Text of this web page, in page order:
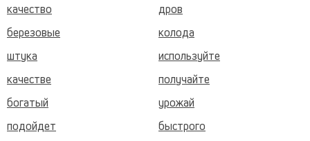
качество
дров
березовые
колода
штука
используйте
качестве
получайте
богатый
урожай
подойдет
быстрого